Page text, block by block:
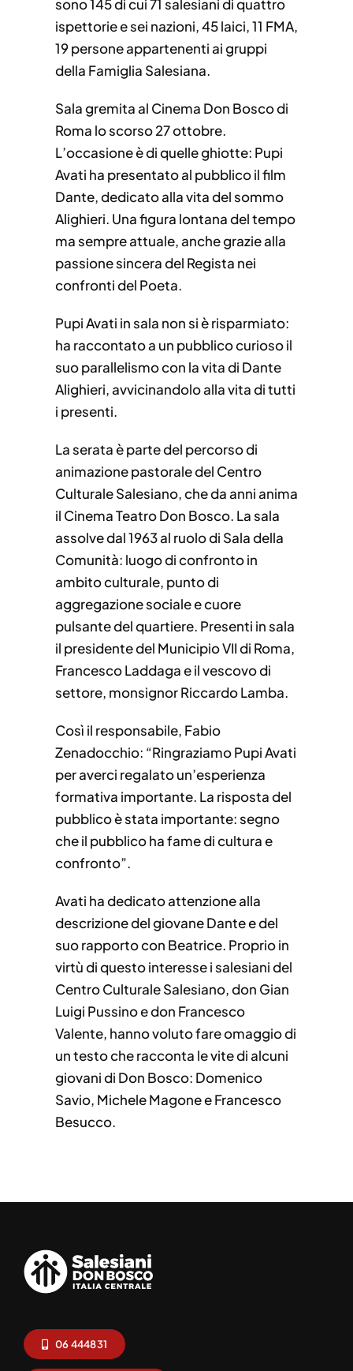
sono 145 di cui 71 salesiani di quattro
ispettorie e sei nazioni, 45 laici, 11 FMA,
19 persone appartenenti ai gruppi
della Famiglia Salesiana.
Sala gremita al Cinema Don Bosco di
Roma lo scorso 27 ottobre.
L’occasione è di quelle ghiotte: Pupi
Avati ha presentato al pubblico il film
Dante, dedicato alla vita del sommo
Alighieri. Una figura lontana del tempo
ma sempre attuale, anche grazie alla
passione sincera del Regista nei
confronti del Poeta.
Pupi Avati in sala non si è risparmiato:
ha raccontato a un pubblico curioso il
suo parallelismo con la vita di Dante
Alighieri, avvicinandolo alla vita di tutti
i presenti.
La serata è parte del percorso di
animazione pastorale del Centro
Culturale Salesiano, che da anni anima
il Cinema Teatro Don Bosco. La sala
assolve dal 1963 al ruolo di Sala della
Comunità: luogo di confronto in
ambito culturale, punto di
aggregazione sociale e cuore
pulsante del quartiere. Presenti in sala
il presidente del Municipio VII di Roma,
Francesco Laddaga e il vescovo di
settore, monsignor Riccardo Lamba.
Così il responsabile, Fabio
Zenadocchio: “Ringraziamo Pupi Avati
per averci regalato un’esperienza
formativa importante. La risposta del
pubblico è stata importante: segno
che il pubblico ha fame di cultura e
confronto”.
Avati ha dedicato attenzione alla
descrizione del giovane Dante e del
suo rapporto con Beatrice. Proprio in
virtù di questo interesse i salesiani del
Centro Culturale Salesiano, don Gian
Luigi Pussino e don Francesco
Valente, hanno voluto fare omaggio di
un testo che racconta le vite di alcuni
giovani di Don Bosco: Domenico
Savio, Michele Magone e Francesco
Besucco.
06 444831